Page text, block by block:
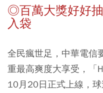
◎百萬大獎好好
入袋
全民瘋世足，中華電信
重最高爽度大享受，「
10月20日正式上線，